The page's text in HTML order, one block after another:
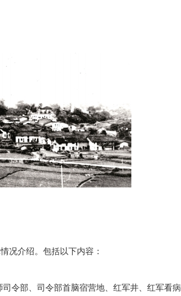
介绍。包括以下内容：
部、司令部首脑宿营地、红军井、红军看